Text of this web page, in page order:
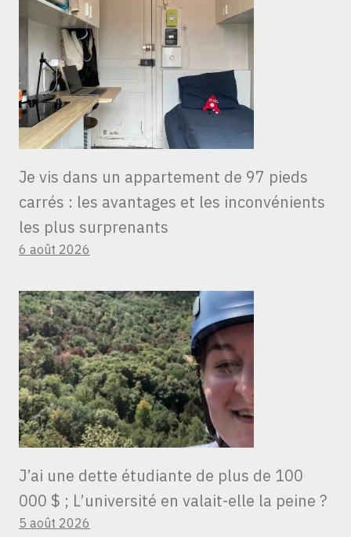
Je vis dans un appartement de 97 pieds
carrés : les avantages et les inconvénients
les plus surprenants
6 août 2026
J’ai une dette étudiante de plus de 100
000 $ ; L’université en valait-elle la peine ?
5 août 2026